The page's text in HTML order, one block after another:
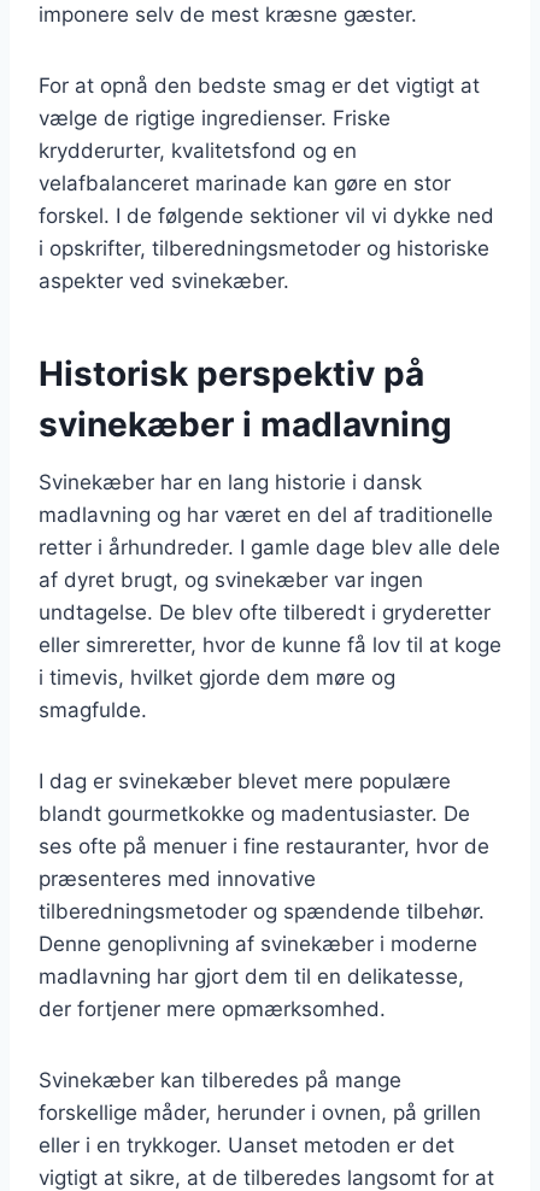
imponere selv de mest kræsne gæster.
For at opnå den bedste smag er det vigtigt at
vælge de rigtige ingredienser. Friske
krydderurter, kvalitetsfond og en
velafbalanceret marinade kan gøre en stor
forskel. I de følgende sektioner vil vi dykke ned
i opskrifter, tilberedningsmetoder og historiske
aspekter ved svinekæber.
Historisk perspektiv på
svinekæber i madlavning
Svinekæber har en lang historie i dansk
madlavning og har været en del af traditionelle
retter i århundreder. I gamle dage blev alle dele
af dyret brugt, og svinekæber var ingen
undtagelse. De blev ofte tilberedt i gryderetter
eller simreretter, hvor de kunne få lov til at koge
i timevis, hvilket gjorde dem møre og
smagfulde.
I dag er svinekæber blevet mere populære
blandt gourmetkokke og madentusiaster. De
ses ofte på menuer i fine restauranter, hvor de
præsenteres med innovative
tilberedningsmetoder og spændende tilbehør.
Denne genoplivning af svinekæber i moderne
madlavning har gjort dem til en delikatesse,
der fortjener mere opmærksomhed.
Svinekæber kan tilberedes på mange
forskellige måder, herunder i ovnen, på grillen
eller i en trykkoger. Uanset metoden er det
vigtigt at sikre, at de tilberedes langsomt for at